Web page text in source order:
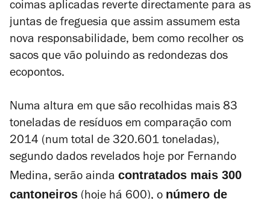
coimas aplicadas reverte directamente para as
juntas de freguesia que assim assumem esta
nova responsabilidade, bem como recolher os
sacos que vão poluindo as redondezas dos
ecopontos.
Numa altura em que são recolhidas mais 83
toneladas de resíduos em comparação com
2014 (num total de 320.601 toneladas),
segundo dados revelados hoje por Fernando
Medina, serão ainda contratados mais 300
cantoneiros (hoje há 600), o número de